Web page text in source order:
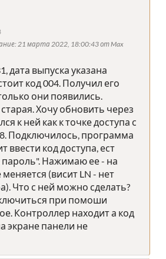
: 21 марта 2022, 18:00:43 от Max
дата выпуска указана
код 004. Получил его
они появились.
Хочу обновить через
к ней как к точке доступа с
Подключилось, программа
ввести код доступа, ест
пароль". Нажимаю ее - на
(висит LN - нет
Что с ней можно сделать?
при помоши
Контроллер находит а код
экране панели не